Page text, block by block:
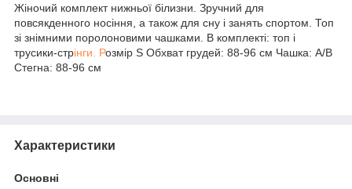
Жіночий комплект нижньої білизни. Зручний для
повсякденного носіння, а також для сну і занять спортом. Топ
зі знімними поролоновими чашками. В комплекті: топ і
трусики-стрінги. Розмір S Обхват грудей: 88-96 см Чашка: A/B
Стегна: 88-96 см
Характеристики
Основні